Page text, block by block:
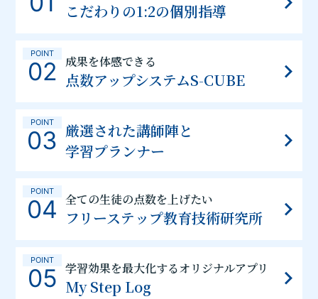
こだわりの1:2の個別指導
POINT
02 成果を体感できる
点数アップシステムS-CUBE
POINT
03 厳選された講師陣と
学習プランナー
POINT
04 全ての生徒の点数を上げたい
フリーステップ教育技術研究所
POINT
05 学習効果を最大化するオリジナルアプリ
My Step Log